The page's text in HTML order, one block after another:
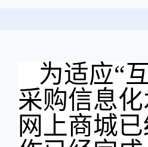
为适应“
采购信息
网上商城